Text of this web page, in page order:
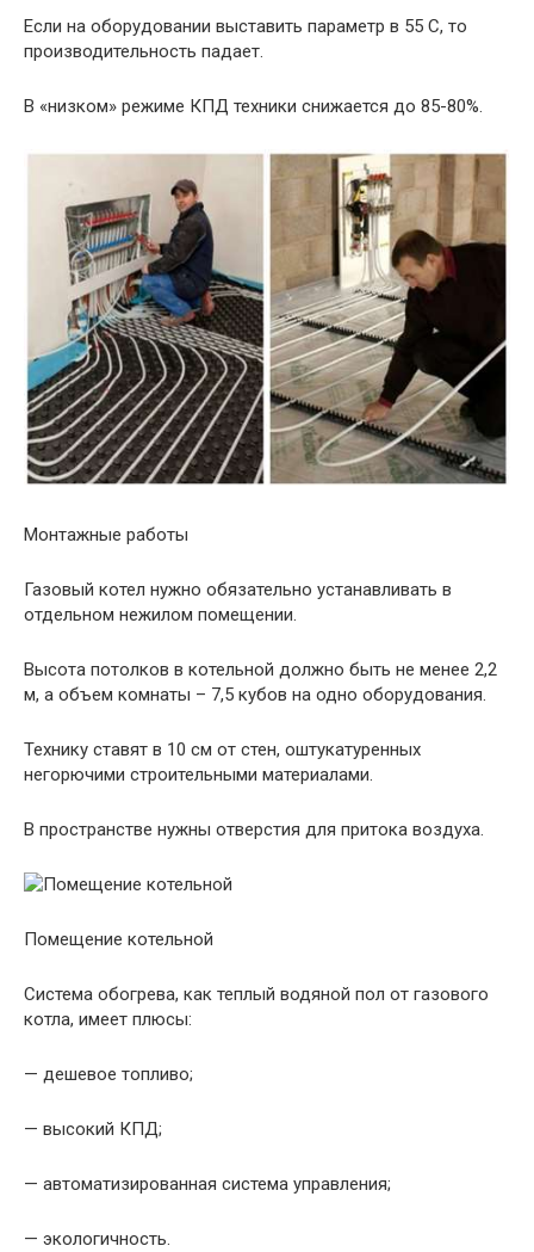
Если на оборудовании выставить параметр в 55 С, то
производительность падает.
В «низком» режиме КПД техники снижается до 85-80%.
Монтажные работы
Газовый котел нужно обязательно устанавливать в
отдельном нежилом помещении.
Высота потолков в котельной должно быть не менее 2,2
м, а объем комнаты – 7,5 кубов на одно оборудования.
Технику ставят в 10 см от стен, оштукатуренных
негорючими строительными материалами.
В пространстве нужны отверстия для притока воздуха.
Помещение котельной
Система обогрева, как теплый водяной пол от газового
котла, имеет плюсы:
— дешевое топливо;
— высокий КПД;
— автоматизированная система управления;
— экологичность.